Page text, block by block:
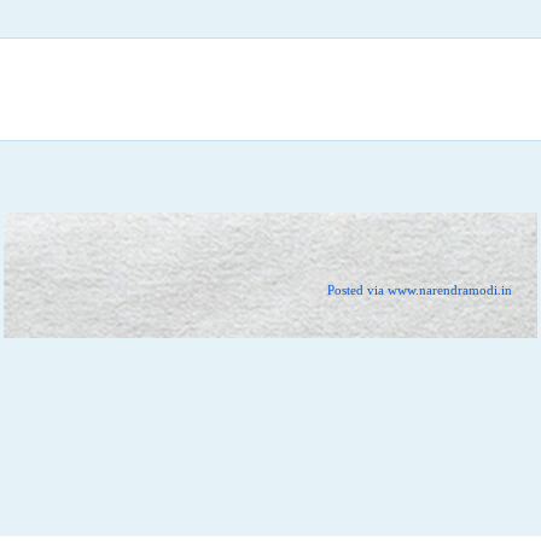
Posted via www.narendramodi.in